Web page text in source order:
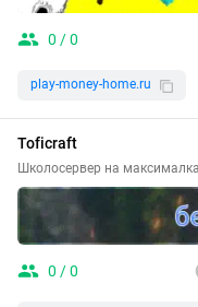
0 / 0
play-money-home.ru
Toficraft
Школосервер на
0 / 0